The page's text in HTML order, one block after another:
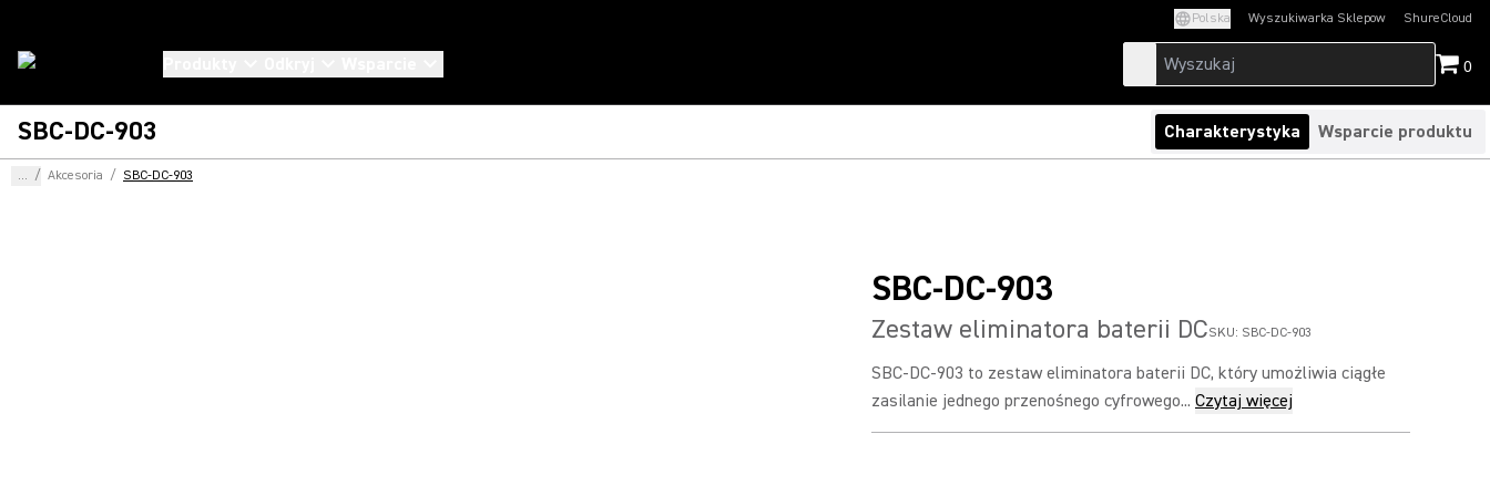
Polska Wyszukiwarka Sklepow ShureCloud
(Opens in a new
0
SBC-DC-903 Charakterystyka Wsparcie produktu
... / Akcesoria / SBC-DC-903
SBC-DC-903
Zestaw eliminatora baterii DCSKU: SBC-DC-903
SBC-DC-903 to zestaw eliminatora baterii DC, który umożliwia ciągłe
zasilanie jednego przenośnego cyfrowego... Czytaj więcej